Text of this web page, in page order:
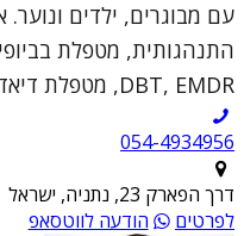
עם מבוגרים, ילדים ונוער.
התנהגותית, מטפלת
DBT, EMDR, מטפלת דיאדית, מנחה קבוצ...
054-4934956
דרך הפארק 23, נתניה, ישראל
לפרטים
הודעה לווטסאפ